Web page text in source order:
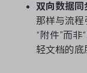
双向数据同
那样与流程
“附件”而非
轻文档的底